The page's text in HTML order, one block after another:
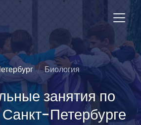
Биология
занятия по
Петербурге